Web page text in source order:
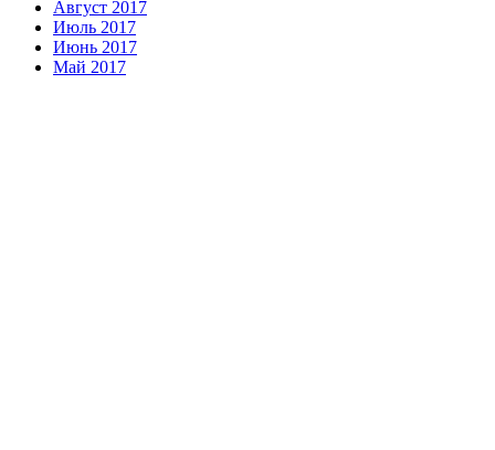
Август 2017
Июль 2017
Июнь 2017
Май 2017